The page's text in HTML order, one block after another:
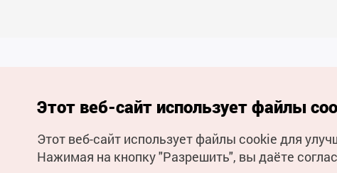
(с) Национальная организация туризма Кореи Все права
защищены
Для извещения об ошибках и проблемах, связанных с работой
Этот веб-сайт использует файлы
Этот веб-сайт использует файлы cookie для
Нажимая на кнопку "Разрешить", вы даёте